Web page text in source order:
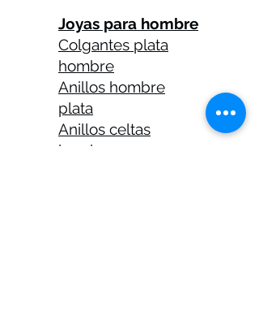
Joyas para hombre
Colgantes plata
hombre
Anillos hombre
plata
Anillos celtas
hombre